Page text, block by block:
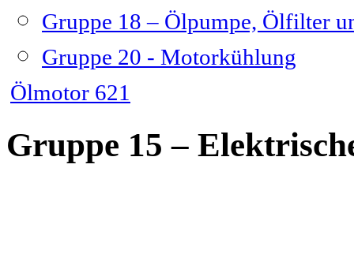
Gruppe 18 – Ölpumpe, Ölfilter
Gruppe 20 - Motorkühlung
Ölmotor 621
Gruppe 15 –